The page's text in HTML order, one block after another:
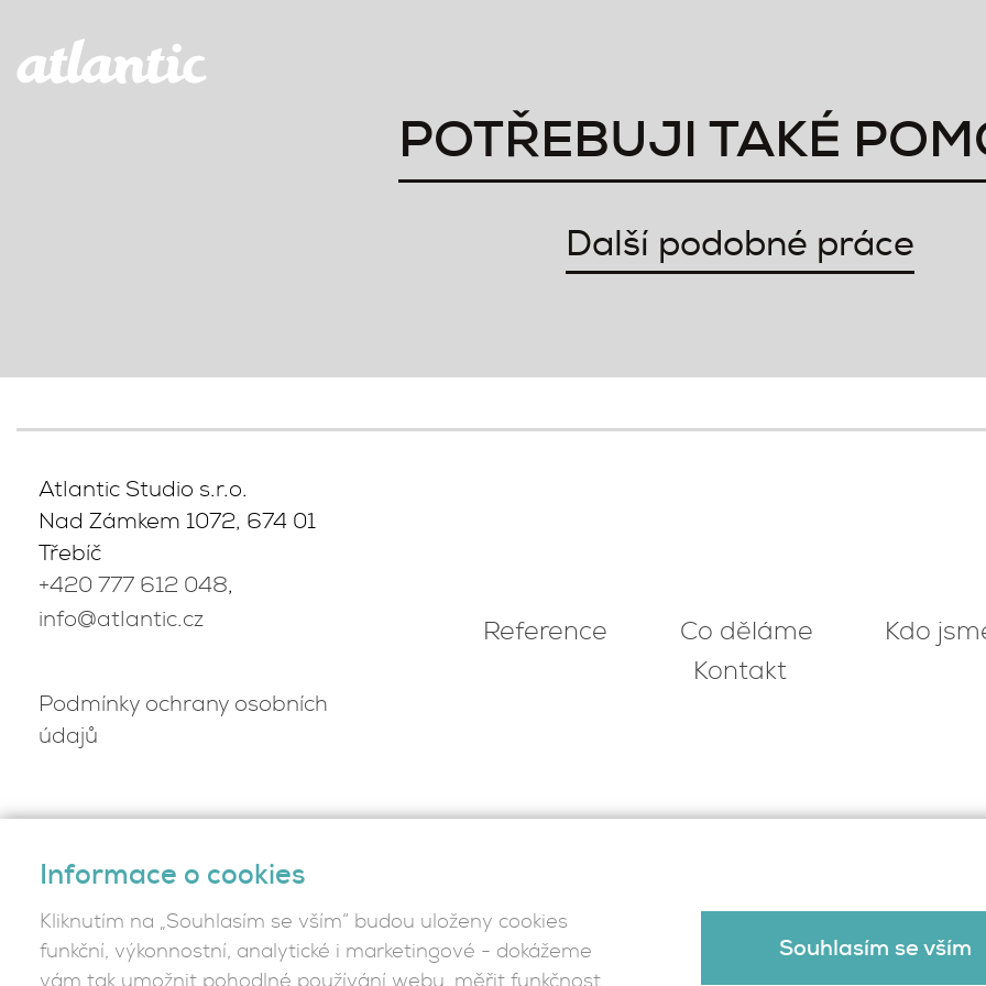
POTŘEBUJI TAKÉ
Další podobné práce
Atlantic Studio s.r.o.
Nad Zámkem 1072, 674 01
Třebíč
+420 777 612 048,
info@atlantic.cz
Podmínky ochrany osobních
údajů
Reference Co děláme
Kdo
Kontakt
Informace o cookies
Kliknutím na „Souhlasím se vším“ budou uloženy cookies
funkční, výkonnostní, analytické i marketingové - dokážeme
Souhlasím se vším